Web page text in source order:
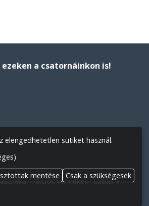
a csatornáinkon is!
Akciós termékek Elállás a
elengedhetetlen sütiket használ.
mentése
Csak a szükségesek